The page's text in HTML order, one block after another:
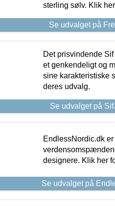
sterling sølv. Klik
Se udvalget på
Det prisvindende
et genkendeligt og
sine karakteristiske
deres udvalg.
Se udvalget på
EndlessNordic.dk
designere. Klik her
Se udvalget på